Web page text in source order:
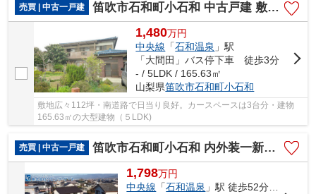
売買 | 中古一戸建 笛吹市石和町小石和 中古戸建 敷地112坪 南道路
1,480万円
中央線 「石和温泉 」駅
「大間田」バス停下車 徒歩3分
- / 5LDK / 165.63㎡
山梨県笛吹市石和町小石和
敷地広々112坪・南道路で日当り良好。カースペースは3台分・建物
165.63㎡の大型建物（５LDK)
売買 | 中古一戸建 笛吹市石和町小石和 内外装一新で大変綺麗な建物 角地
1,798万円
中央線 「石和温泉 」駅 徒歩52分車12分